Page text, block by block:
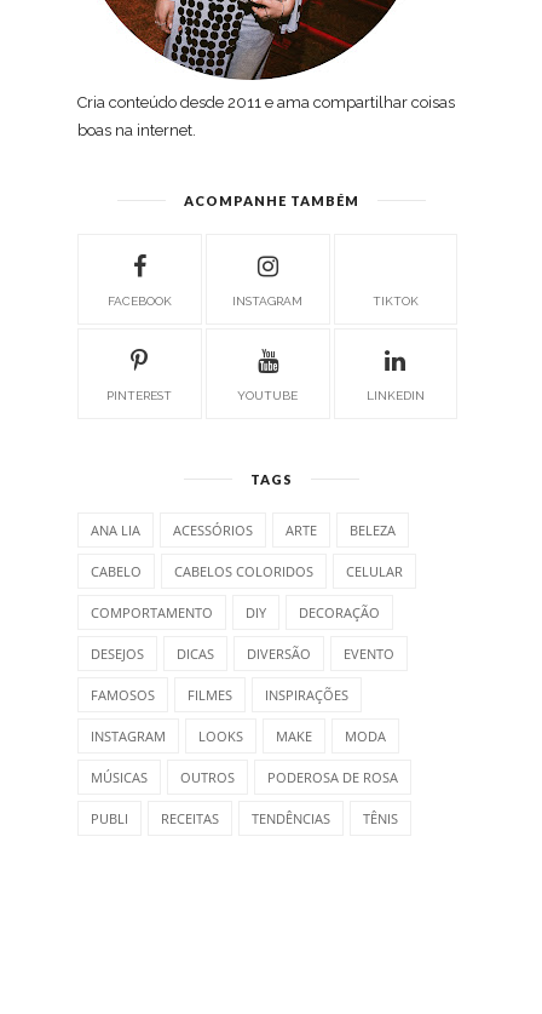
Cria conteúdo desde 2011 e ama compartilhar coisas
boas na internet.
ACOMPANHE TAMBÉM
FACEBOOK INSTAGRAM TIKTOK
PINTEREST YOUTUBE LINKEDIN
TAGS
ANA LIA ACESSÓRIOS ARTE BELEZA
CABELO CABELOS COLORIDOS CELULAR
COMPORTAMENTO DIY DECORAÇÃO
DESEJOS DICAS DIVERSÃO EVENTO
FAMOSOS FILMES INSPIRAÇÕES
INSTAGRAM LOOKS MAKE MODA
MÚSICAS OUTROS PODEROSA DE ROSA
PUBLI RECEITAS TENDÊNCIAS TÊNIS